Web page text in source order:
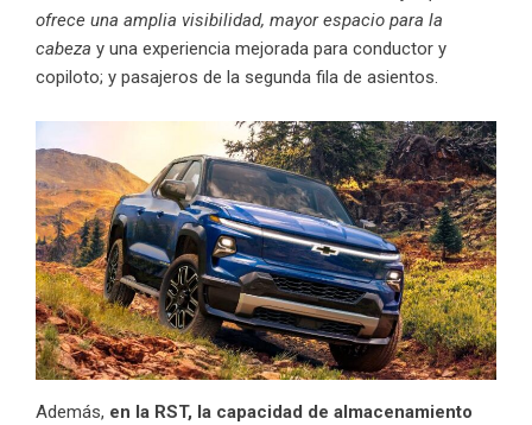
ofrece una amplia visibilidad, mayor espacio para la
cabeza y una experiencia mejorada para conductor y
copiloto; y pasajeros de la segunda fila de asientos.
Además, en la RST, la capacidad de almacenamiento